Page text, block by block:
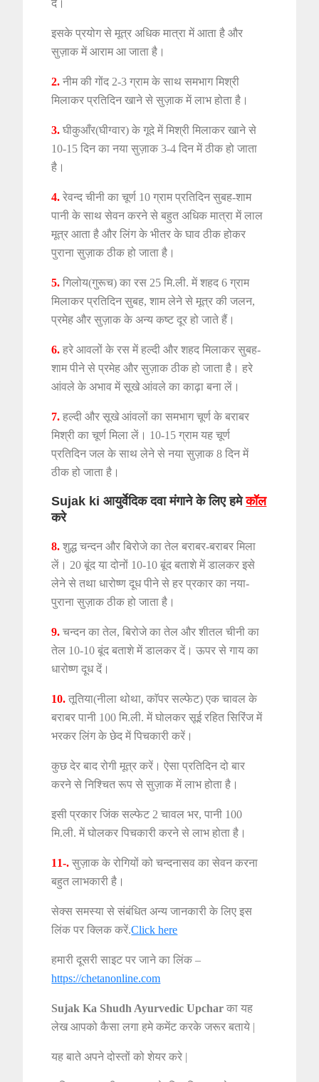
दें।
इसके प्रयोग से मूत्र अधिक मात्रा में आता है और
सुज़ाक में आराम आ जाता है।
2. नीम की गोंद 2-3 ग्राम के साथ समभाग मिश्री
मिलाकर प्रतिदिन खाने से सुज़ाक में लाभ होता है।
3. घीकुआँर(घीग्वार) के गूदे में मिश्री मिलाकर खाने से
10-15 दिन का नया सुज़ाक 3-4 दिन में ठीक हो जाता
है।
4. रेवन्द चीनी का चूर्ण 10 ग्राम प्रतिदिन सुबह-शाम
पानी के साथ सेवन करने से बहुत अधिक मात्रा में लाल
मूत्र आता है और लिंग के भीतर के घाव ठीक होकर
पुराना सुज़ाक ठीक हो जाता है।
5. गिलोय(गुरूच) का रस 25 मि.ली. में शहद 6 ग्राम
मिलाकर प्रतिदिन सुबह, शाम लेने से मूत्र की जलन,
प्रमेह और सुज़ाक के अन्य कष्ट दूर हो जाते हैं।
6. हरे आवलों के रस में हल्दी और शहद मिलाकर सुबह-
शाम पीने से प्रमेह और सुज़ाक ठीक हो जाता है। हरे
आंवले के अभाव में सूखे आंवले का काढ़ा बना लें।
7. हल्दी और सूखे आंवलों का समभाग चूर्ण के बराबर
मिश्री का चूर्ण मिला लें। 10-15 ग्राम यह चूर्ण
प्रतिदिन जल के साथ लेने से नया सुज़ाक 8 दिन में
ठीक हो जाता है।
Sujak ki आयुर्वेदिक दवा मंगाने के लिए हमेकॉल
करे
8. शुद्ध चन्दन और बिरोजे का तेल बराबर-बराबर मिला
लें। 20 बूंद या दोनों 10-10 बूंद बताशे में डालकर इसे
लेने से तथा धारोष्ण दूध पीने से हर प्रकार का नया-
पुराना सुज़ाक ठीक हो जाता है।
9. चन्दन का तेल, बिरोजे का तेल और शीतल चीनी का
तेल 10-10 बूंद बताशे में डालकर दें। ऊपर से गाय का
धारोष्ण दूध दें।
10. तूतिया(नीला थोथा, काॅपर सल्फेट) एक चावल के
बराबर पानी 100 मि.ली. में घोलकर सूई रहित सिरिंज में
भरकर लिंग के छेद में पिचकारी करें।
कुछ देर बाद रोगी मूत्र करें। ऐसा प्रतिदिन दो बार
करने से निश्चित रूप से सुज़ाक में लाभ होता है।
इसी प्रकार जिंक सल्फेट 2 चावल भर, पानी 100
मि.ली. में घोलकर पिचकारी करने से लाभ होता है।
11-. सुज़ाक के रोगियों को चन्दनासव का सेवन करना
बहुत लाभकारी है।
सेक्स समस्या से संबंधित अन्य जानकारी के लिए इस
लिंक पर क्लिक करें.Click here
हमारी दूसरी साइट पर जाने का लिंक –
https://chetanonline.com
Sujak Ka Shudh Ayurvedic Upchar का यह
लेख आपको कैसा लगा हमे कमेंट करके जरूर बताये |
यह बाते अपने दोस्तों को शेयर करे |